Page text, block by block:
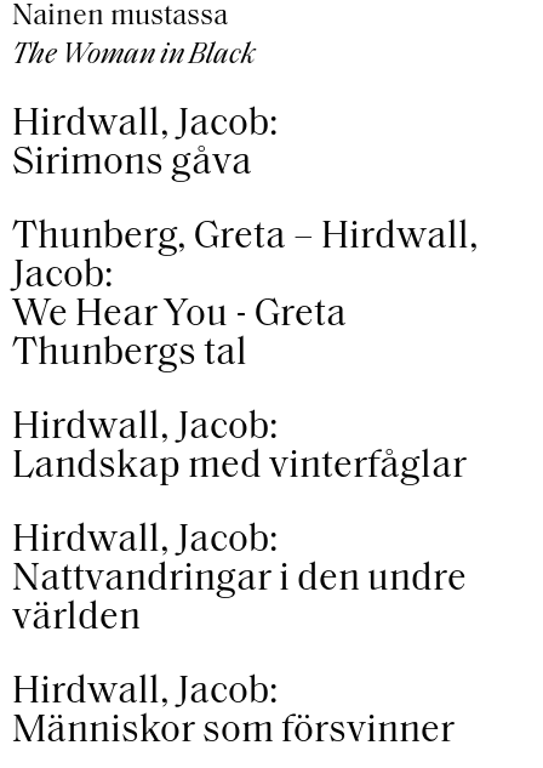
Nainen mustassa
The Woman in Black
Hirdwall, Jacob:
Sirimons gåva
Thunberg, Greta – Hirdwall,
Jacob:
We Hear You - Greta
Thunbergs tal
Hirdwall, Jacob:
Landskap med vinterfåglar
Hirdwall, Jacob:
Nattvandringar i den undre
världen
Hirdwall, Jacob:
Människor som försvinner